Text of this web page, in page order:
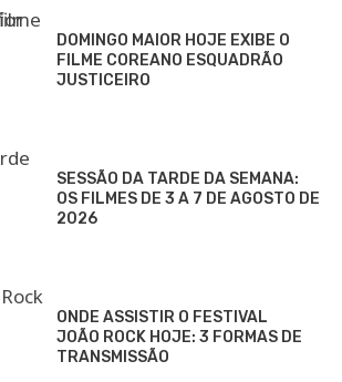
DOMINGO MAIOR HOJE EXIBE O
FILME COREANO ESQUADRÃO
JUSTICEIRO
SESSÃO DA TARDE DA SEMANA:
OS FILMES DE 3 A 7 DE AGOSTO DE
2026
ONDE ASSISTIR O FESTIVAL
JOÃO ROCK HOJE: 3 FORMAS DE
TRANSMISSÃO